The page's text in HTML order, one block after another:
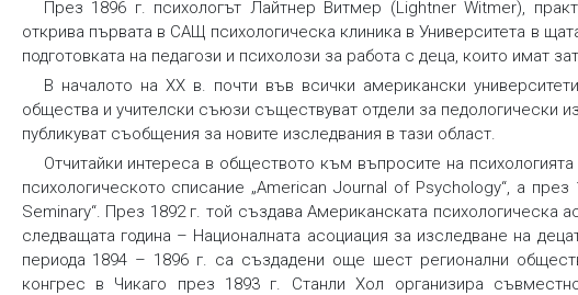
През 1896 г. психологът Лайтнер Витмер (Lightner Witmer),
открива първата в САЩ психологическа клиника в Университета в
подготовката на педагози и психолози за работа с деца, които имат
В началото на ХХ в. почти във всички американски
общества и учителски съюзи съществуват отдели за педологически
публикуват съобщения за новите изследвания в тази област.
Отчитайки интереса в обществото към въпросите на
психологическото списание „American Journal of Psychology“, а
Seminary“. През 1892 г. той създава Американската психологическа
следващата година – Националната асоциация за изследване на
периода 1894 – 1896 г. са създадени още шест регионални
конгрес в Чикаго през 1893 г. Станли Хол организира